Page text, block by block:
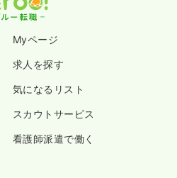
Myページ
求人を探す
気になるリスト
スカウトサービス
看護師派遣で働く